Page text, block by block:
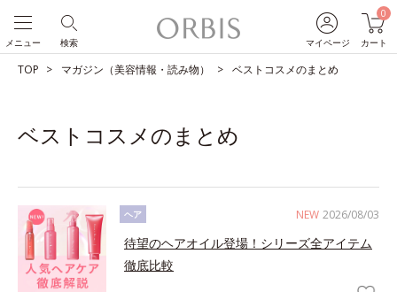
マイページ
0
カート
検索
メニュー
TOP マガジン（美容情報・読み物） ベストコスメのまとめ
ベストコスメのまとめ
NEW 2026/08/03
ヘア
待望のヘアオイル登場！シリーズ全アイテム
徹底比較